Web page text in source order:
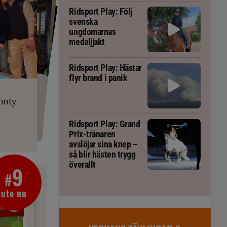
är allt
fång
blivit
tränaren
#9
ute nu
Ridsport Play: Följ
svenska
ungdomarnas
medaljjakt
Ridsport Play: Hästar
flyr brand i panik
Ridsport Play: Grand
Prix-tränaren
avslöjar sina knep –
så blir hästen trygg
överallt